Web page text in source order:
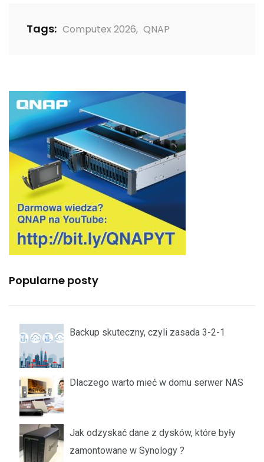
Tags: Computex 2026, QNAP
Popularne posty
Backup skuteczny, czyli zasada 3-2-1
Dlaczego warto mieć w domu serwer NAS
Jak odzyskać dane z dysków, które były
zamontowane w Synology ?